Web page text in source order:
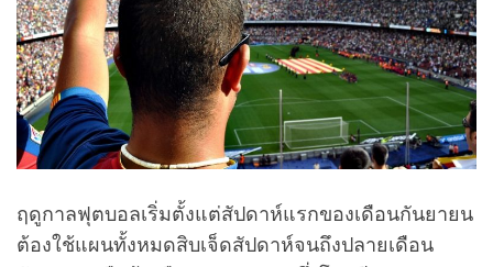
ฤดูกาลฟุตบอลเริ่มตั้งแต่สัปดาห์แรกของเดือนกันยายน
ต้องใช้แผนทั้งหมดสิบเจ็ดสัปดาห์จนถึงปลายเดือน